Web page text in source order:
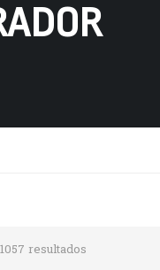
resultados